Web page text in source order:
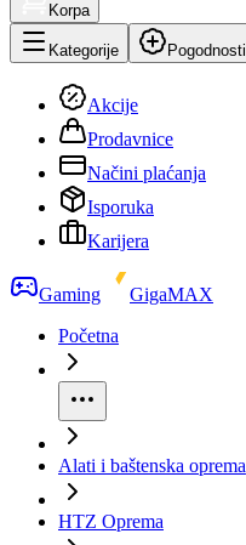
Korpa
Kategorije Pogodnosti
Akcije
Prodavnice
Načini plaćanja
Isporuka
Karijera
Gaming
GigaMAX
Početna
Alati i baštenska oprema
HTZ Oprema